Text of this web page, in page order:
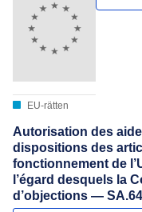
EU-rätten
Autorisation des
dispositions des
fonctionnement de
l’égard desquels la
d’objections —